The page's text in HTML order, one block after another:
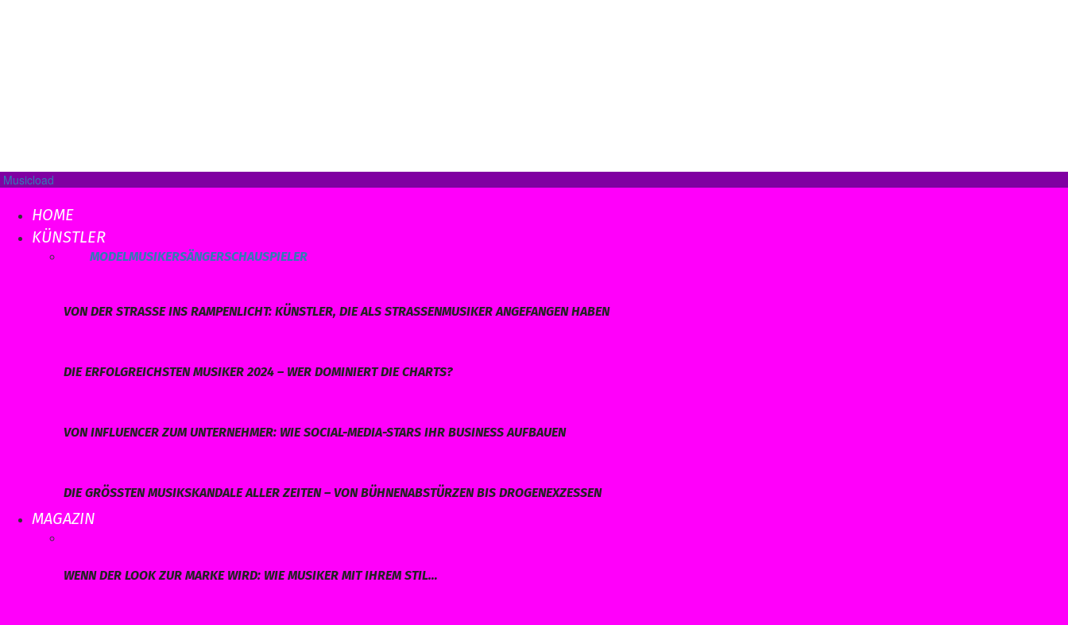
Musicload
HOME
KÜNSTLER
MODELMUSIKERSÄNGERSCHAUSPIELER
VON DER STRASSE INS RAMPENLICHT: KÜNSTLER, DIE ALS STRASSENMUSIKER ANGEFANGEN HABEN
DIE ERFOLGREICHSTEN MUSIKER 2024 – WER DOMINIERT DIE CHARTS?
VON INFLUENCER ZUM UNTERNEHMER: WIE SOCIAL-MEDIA-STARS IHR BUSINESS AUFBAUEN
DIE GRÖSSTEN MUSIKSKANDALE ALLER ZEITEN – VON BÜHNENABSTÜRZEN BIS DROGENEXZESSEN
MAGAZIN
WENN DER LOOK ZUR MARKE WIRD: WIE MUSIKER MIT IHREM STIL…